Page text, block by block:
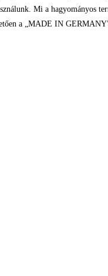
Mi a hagyományos
a „MADE IN